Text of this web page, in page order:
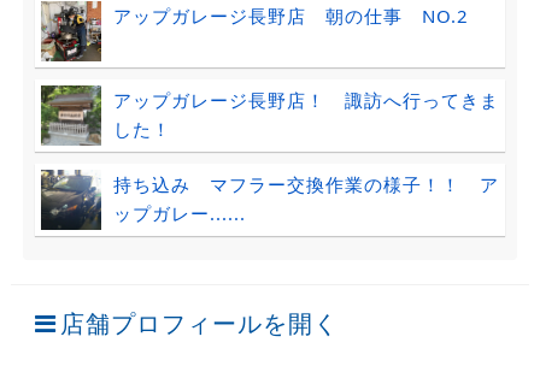
アップガレージ長野店 朝の仕事 NO.2
アップガレージ長野店！ 諏訪へ行ってきま
した！
持ち込み マフラー交換作業の様子！！ ア
ップガレー......
店舗プロフィールを開く